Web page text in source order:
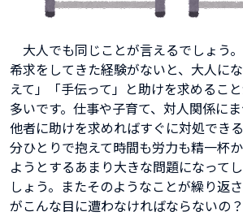
大人でも同じことが言えるでしょう
希求をしてきた経験がないと、大人に
えて」「手伝って」と助けを求めるこ
多いです。仕事や子育て、対人関係にま
他者に助けを求めればすぐに対処でき
分ひとりで抱えて時間も労力も精一杯
ようとするあまり大きな問題になって
しょう。またそのようなことが繰り返
がこんな目に遭わなければならないの